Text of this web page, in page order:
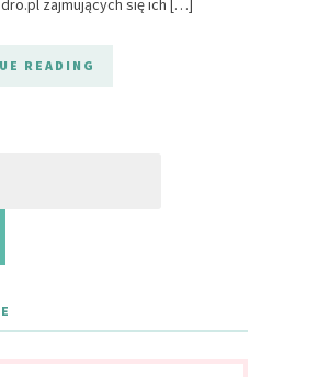
zajmujących się ich […]
READING